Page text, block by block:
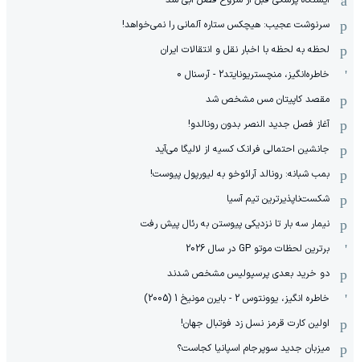
سرنوشت عجیب: هیچکس ستاره آلمانی را نمی‌خواهد!
لحظه به لحظه با اخبار نقل و انتقالات ایران
خاطره‌انگیز، منچستریونایتد2 - آرسنال 0
مقصد کاپیتان مس مشخص شد
آغاز فصل جدید النصر بدون رونالدو!
جانشین احتمالی فرانک کسیه از لالیگا می‌آید
بمب شبانه: رونالد آرائوخو به لیورپول پیوست!
شکست‌ناپذیرترین تیم آسیا
نیمار سه بار تا نزدیکی پیوستن به رئال پیش رفت
برترین لحظات موتو GP در سال 2026
دو خرید بعدی پرسپولیس مشخص شدند
خاطره انگیز، یوونتوس 2 - بایرن مونیخ 1 (2005)
اولین کارت قرمز نسل زد فوتبال جهان!
میزبان جدید سوپرجام اسپانیا کجاست؟